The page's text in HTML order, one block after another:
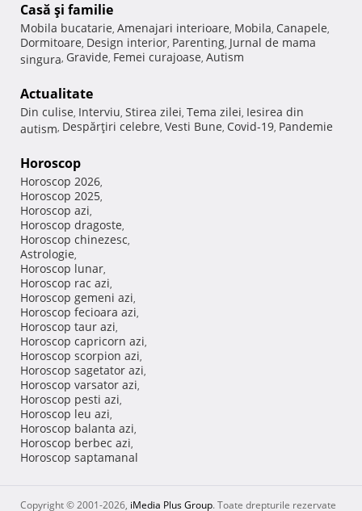
Casă şi familie
Mobila bucatarie, Amenajari interioare, Mobila, Canapele,
Dormitoare, Design interior, Parenting, Jurnal de mama
singura, Gravide, Femei curajoase, Autism
Actualitate
Din culise, Interviu, Stirea zilei, Tema zilei, Iesirea din
autism, Despărţiri celebre, Vesti Bune, Covid-19, Pandemie
Horoscop
Horoscop 2026,
Horoscop 2025,
Horoscop azi,
Horoscop dragoste,
Horoscop chinezesc,
Astrologie,
Horoscop lunar,
Horoscop rac azi,
Horoscop gemeni azi,
Horoscop fecioara azi,
Horoscop taur azi,
Horoscop capricorn azi,
Horoscop scorpion azi,
Horoscop sagetator azi,
Horoscop varsator azi,
Horoscop pesti azi,
Horoscop leu azi,
Horoscop balanta azi,
Horoscop berbec azi,
Horoscop saptamanal
Copyright © 2001-2026, iMedia Plus Group. Toate drepturile rezervate